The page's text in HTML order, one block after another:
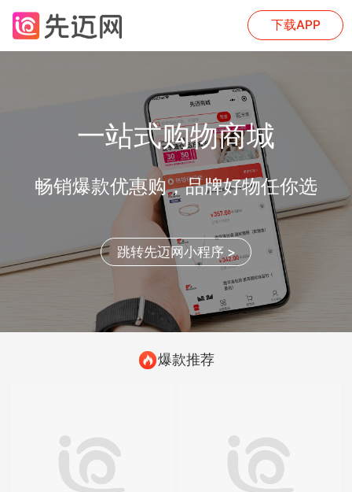
下载APP
一站式购物商城
畅销爆款优惠购，品牌好物任你选
跳转先迈网小程序 >
爆款推荐